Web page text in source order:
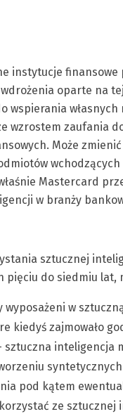
instytucje
oparte na
wspierania
wzrostem zaufania
Może
Mastercard
w branży
sztucznej
pięciu do siedmiu lat,
wyposażeni w
kiedyś zajmowało
sztuczna inteligencja
pod kątem
ze